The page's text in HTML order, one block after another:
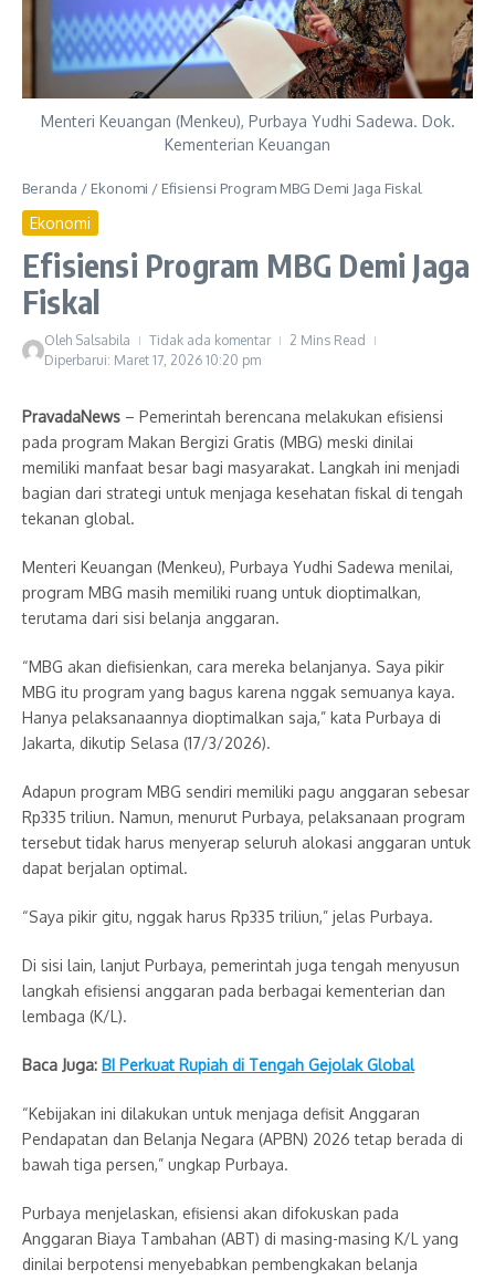
Menteri Keuangan (Menkeu), Purbaya Yudhi Sadewa. Dok.
Kementerian Keuangan
Beranda / Ekonomi / Efisiensi Program MBG Demi Jaga Fiskal
Ekonomi
Efisiensi Program MBG Demi Jaga
Fiskal
Oleh Salsabila Tidak ada komentar
2 Mins Read
Diperbarui: Maret 17, 2026 10:20 pm
PravadaNews – Pemerintah berencana melakukan efisiensi
pada program Makan Bergizi Gratis (MBG) meski dinilai
memiliki manfaat besar bagi masyarakat. Langkah ini menjadi
bagian dari strategi untuk menjaga kesehatan fiskal di tengah
tekanan global.
Menteri Keuangan (Menkeu), Purbaya Yudhi Sadewa menilai,
program MBG masih memiliki ruang untuk dioptimalkan,
terutama dari sisi belanja anggaran.
“MBG akan diefisienkan, cara mereka belanjanya. Saya pikir
MBG itu program yang bagus karena nggak semuanya kaya.
Hanya pelaksanaannya dioptimalkan saja,” kata Purbaya di
Jakarta, dikutip Selasa (17/3/2026).
Adapun program MBG sendiri memiliki pagu anggaran sebesar
Rp335 triliun. Namun, menurut Purbaya, pelaksanaan program
tersebut tidak harus menyerap seluruh alokasi anggaran untuk
dapat berjalan optimal.
“Saya pikir gitu, nggak harus Rp335 triliun,” jelas Purbaya.
Di sisi lain, lanjut Purbaya, pemerintah juga tengah menyusun
langkah efisiensi anggaran pada berbagai kementerian dan
lembaga (K/L).
Baca Juga: BI Perkuat Rupiah di Tengah Gejolak Global
“Kebijakan ini dilakukan untuk menjaga defisit Anggaran
Pendapatan dan Belanja Negara (APBN) 2026 tetap berada di
bawah tiga persen,” ungkap Purbaya.
Purbaya menjelaskan, efisiensi akan difokuskan pada
Anggaran Biaya Tambahan (ABT) di masing-masing K/L yang
dinilai berpotensi menyebabkan pembengkakan belanja